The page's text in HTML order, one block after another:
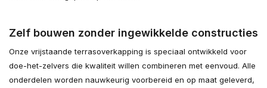
Zelf bouwen zonder ingewikkelde constructies
Onze vrijstaande terrasoverkapping is speciaal ontwikkeld voor
doe-het-zelvers die kwaliteit willen combineren met eenvoud. Alle
onderdelen worden nauwkeurig voorbereid en op maat geleverd,